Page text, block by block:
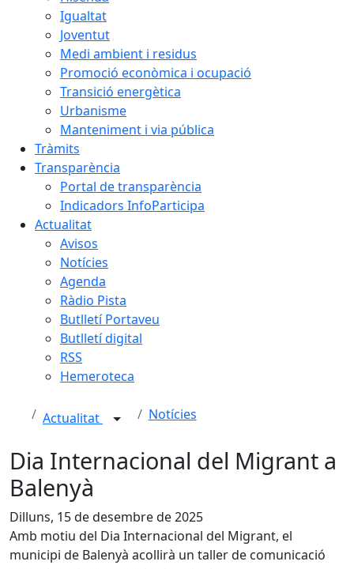
Igualtat
Joventut
Medi ambient i residus
Promoció econòmica i ocupació
Transició energètica
Urbanisme
Manteniment i via pública
Tràmits
Transparència
Portal de transparència
Indicadors InfoParticipa
Actualitat
Avisos
Notícies
Agenda
Ràdio Pista
Butlletí Portaveu
Butlletí digital
RSS
Hemeroteca
Actualitat Notícies
Dia Internacional del Migrant a
Balenyà
Dilluns, 15 de desembre de 2025
Amb motiu del Dia Internacional del Migrant, el
municipi de Balenyà acollirà un taller de comunicació